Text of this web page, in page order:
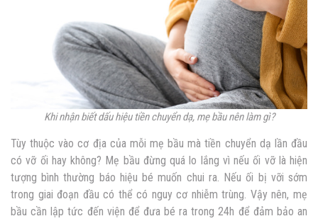
Khi nhận biết dấu hiệu tiền chuyển dạ, mẹ bầu nên làm gì?
Tùy thuộc vào cơ địa của mỗi mẹ bầu mà tiền chuyển dạ lần đầu
có vỡ ối hay không? Mẹ bầu đừng quá lo lắng vì nếu ối vỡ là hiện
tượng bình thường báo hiệu bé muốn chui ra. Nếu ối bị vỡi sớm
trong giai đoạn đầu có thể có nguy cơ nhiễm trùng. Vậy nên, mẹ
bầu cần lập tức đến viện để đưa bé ra trong 24h để đảm bảo an